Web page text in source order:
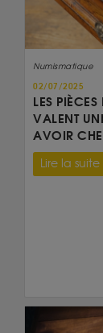
Numismatique
02/07/2025
LES
VALENT
AVOIR
Lire la suite